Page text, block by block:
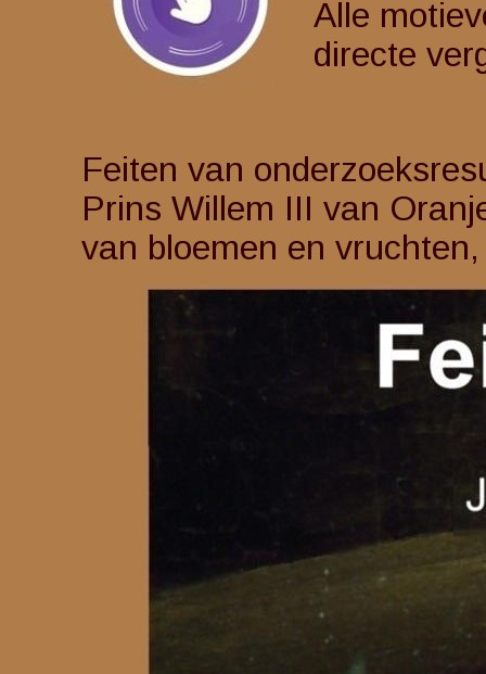
Alle
directe
Feiten van
Prins Willem III van
van bloemen en